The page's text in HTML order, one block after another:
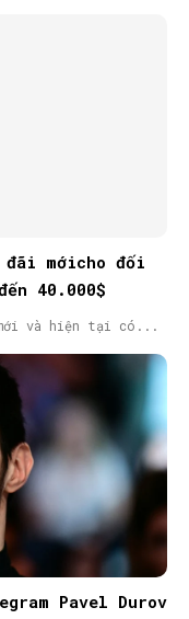
đãi mớicho đối
40.000$
và hiện tại có...
Pavel Durov